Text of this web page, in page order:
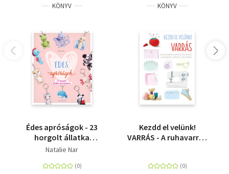
KÖNYV
Édes apróságok - 23
horgolt állatka
kulcstartóra
Natalie Nar
KÖNYV
Kezdd el velünk!
VARRÁS - A ruhavarrás
érthetően